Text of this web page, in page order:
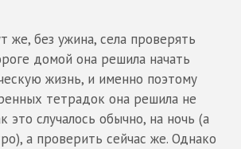
же, без ужина, села проверять
домой она решила начать
жизнь, и именно поэтому
тетрадок она решила не
это случалось обычно, на ночь (а
а проверить сейчас же. Однако